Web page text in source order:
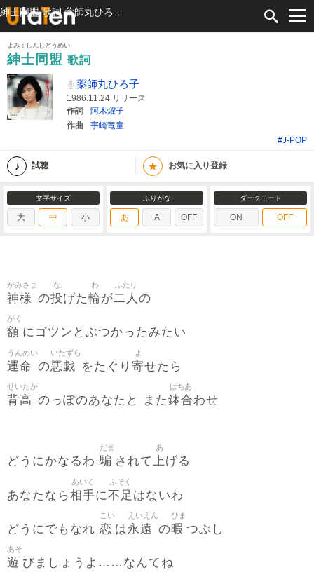
よみ：しんしどうめい
紳士同盟 歌詞
薬師丸ひろ子
1986.11.24 リリース
作詞
阿木燿子
作曲
宇崎竜童
#J-POP
試聴 ★ お気に入り登録
文字サイズ
大 中 小
ふりがな
あ A OFF
ダークモード
ON OFF
神様
かみさま
の投
な
げた輪
わ
が二人
ふたり
の
額
がく
にゴツンとぶつかったみたい
運命
うんめい
の悪戯
いたずら
をたぐり 寄
よ
せたら
背高
せいたか
のっぽのあなたと また鉢合
はちあ
わせ
どうにかなるわ騙
だま
されて上
あ
げる
あなたなら相手
あいて
に不足
ふそく
はないわ
どうにでもなれ 恋
こい
は永遠
えいえん
の暇
ひま
つぶし
遊
あそ
びましょうよ……なんてね